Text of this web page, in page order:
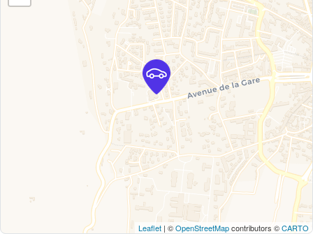
Leaflet | ©OpenStreetMapcontributors ©CARTO